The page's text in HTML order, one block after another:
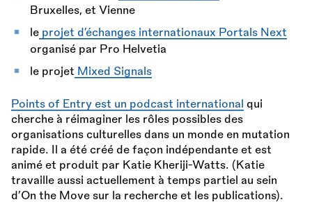
Bruxelles, et Vienne
le projet d’échanges internationaux Portals Next
organisé par Pro Helvetia
le projet Mixed Signals
Points of Entry est un podcast international
qui
cherche à réimaginer les rôles possibles des
organisations culturelles dans un monde en mutation
rapide. Il a été créé de façon indépendante et est
animé et produit par Katie Kheriji-Watts. (Katie
travaille aussi actuellement à temps partiel au sein
d’On the Move sur la recherche et les publications).